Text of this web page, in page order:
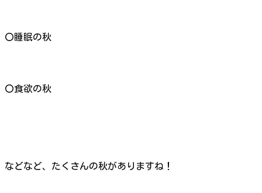
〇睡眠の秋
〇食欲の秋
などなど、たくさんの秋がありますね！